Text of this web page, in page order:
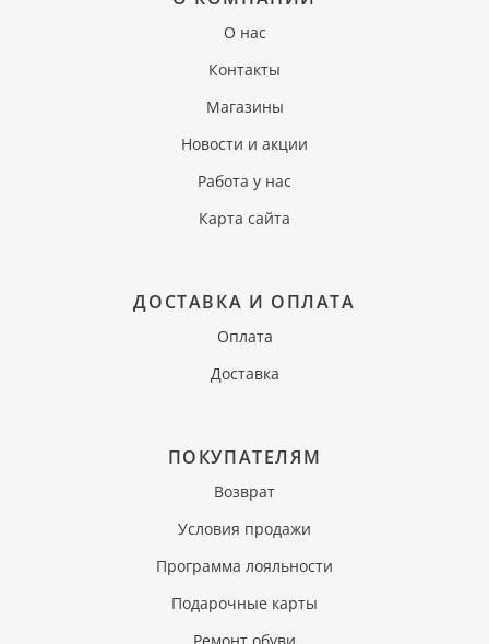
О нас
Контакты
Магазины
Новости и акции
Работа у нас
Карта сайта
ДОСТАВКА И ОПЛАТА
Оплата
Доставка
ПОКУПАТЕЛЯМ
Возврат
Условия продажи
Программа лояльности
Подарочные карты